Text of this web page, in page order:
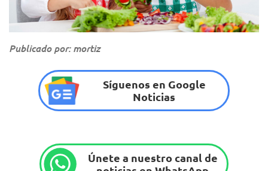
Publicado por: mortiz
Síguenos en Google
Noticias
Únete a nuestro canal de